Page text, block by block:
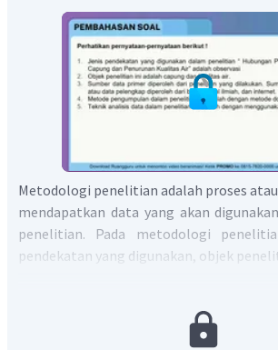
Metodologi penelitian adalah proses
mendapatkan data yang akan
penelitian. Pada metodologi
pendekatan yang digunakan, objek